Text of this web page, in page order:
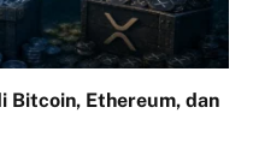
Bitcoin, Ethereum, dan